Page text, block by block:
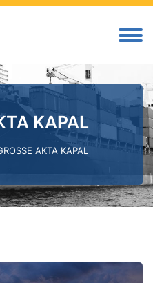
KAPAL
AKTA KAPAL